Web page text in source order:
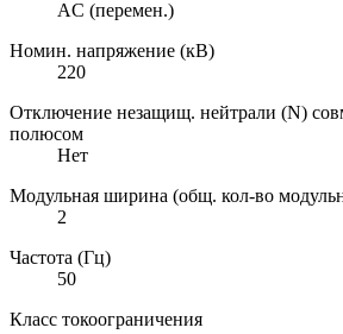
AC (перемен.)
Номин. напряжение (кВ)
220
Отключение незащищ. нейтрали (N)
полюсом
Нет
Модульная ширина (общ. кол-во
2
Частота (Гц)
50
Класс токоограничения